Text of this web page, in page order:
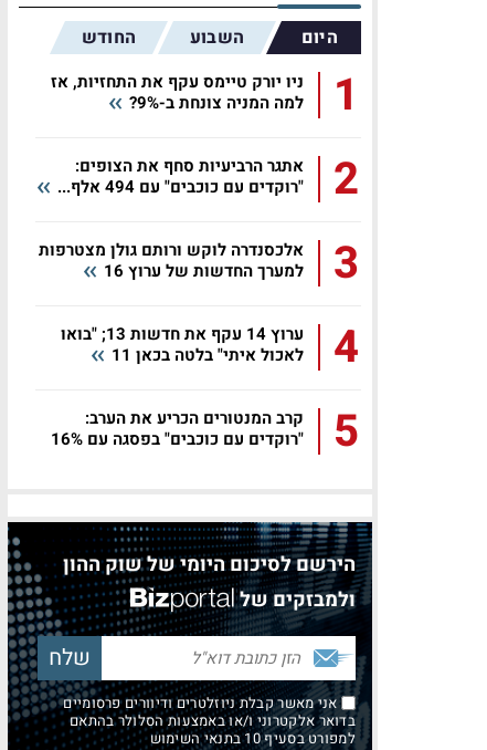
היום השבוע החודש
1
ניו יורק טיימס עקף את התחזיות, אז
למה המניה צונחת ב-9%?
2
אתגר הרביעיות סחף את הצופים:
"רוקדים עם כוכבים" עם 494 אלף...
3
אלכסנדרה לוקש ורותם גולן מצטרפות
למערך החדשות של ערוץ 16
4
ערוץ 14 עקף את חדשות 13; "בואו
לאכול איתי" בלטה בכאן 11
5
קרב המנטורים הכריע את הערב:
"רוקדים עם כוכבים" בפסגה עם 16%
הירשם לסיכום היומי של שוק ההון
ולמבזקים של
אני מאשר קבלת ניוזלטרים ודיוורים פרסומיים
בדואר אלקטרוני ו/או באמצעות הסלולר בהתאם
למפורט בסעיף 10 בתנאי השימוש